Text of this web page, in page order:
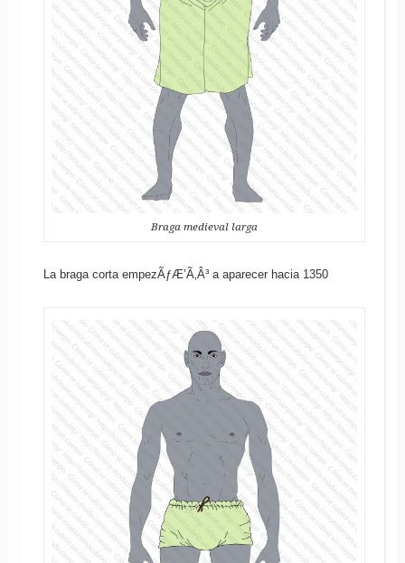
Braga medieval larga
La braga corta empezÃƒÆ’Ã‚Â³ a aparecer hacia 1350